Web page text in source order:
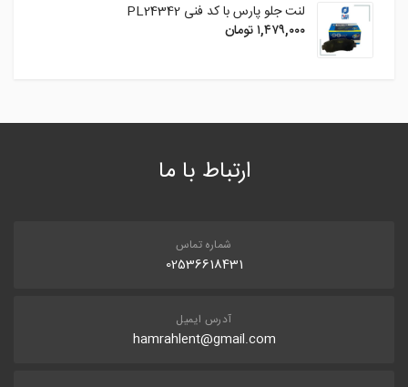
لنت جلو پارس با کد فنی PL24342
۱,۴۷۹,۰۰۰تومان
ارتباط با ما
شماره تماس
02536618431
آدرس ایمیل
hamrahlent@gmail.com